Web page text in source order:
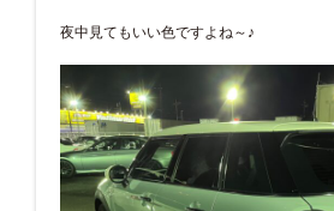
夜中見てもいい色ですよね～♪